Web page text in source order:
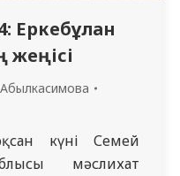
Еркебұлан
жеңісі
күні Семей
мәслихат